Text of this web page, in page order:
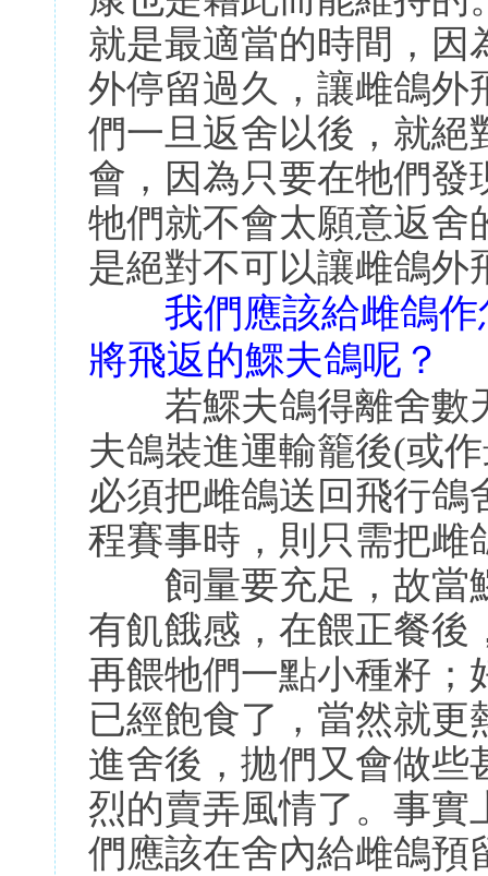
就是最適當的時間，因
外停留過久，讓雌鴿外
們一旦返舍以後，就絕
會，因為只要在牠們發
牠們就不會太願意返舍
是絕對不可以讓雌鴿外
我們應該給雌鴿
將飛返的鰥夫鴿呢？
若鰥夫鴿得離舍數
夫鴿裝進運輸籠後(或
必須把雌鴿送回飛行鴿
程賽事時，則只需把雌
飼量要充足，故當
有飢餓感，在餵正餐後
再餵牠們一點小種籽；
已經飽食了，當然就
進舍後，拋們又會做些
烈的賣弄風情了。事實
們應該在舍內給雌鴿預